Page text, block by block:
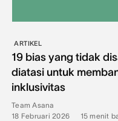
ARTIKEL
19 bias yang tidak
diatasi untuk
inklusivitas
Team Asana
18 Februari 2026
15 menit